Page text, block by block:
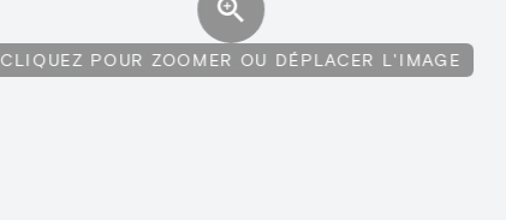
CLIQUEZ POUR ZOOMER OU DÉPLACER L'IMAGE